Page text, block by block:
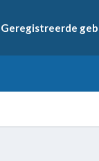
Geregistreerde